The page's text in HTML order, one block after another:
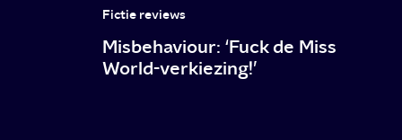
Fictie reviews
Misbehaviour: ‘Fuck de Miss
World-verkiezing!’